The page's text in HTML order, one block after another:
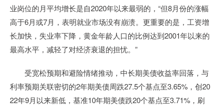
业岗位的月平均增长是自2020年以来最弱的，“但8月份的涨幅
高于6月或7月，表明就业市场没有崩溃。更重要的是，工资增
长加快，失业率下降，黄金年龄人口的比例达到2001年以来的
最高水平，减轻了对经济衰退的担忧。”
受宽松预期和避险情绪推动，中长期美债收益率回落，与
利率预期关联密切的2年期美债周跌27.5个基点至3.65%，创20
22年9月以来新低，基准10年期美债跌20个基点至3.71%，刷